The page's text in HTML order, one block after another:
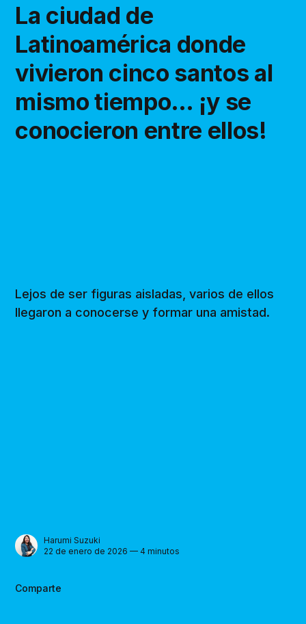
La ciudad de
Latinoamérica donde
vivieron cinco santos al
mismo tiempo… ¡y se
conocieron entre ellos!
Lejos de ser figuras aisladas, varios de ellos
llegaron a conocerse y formar una amistad.
Harumi Suzuki
22 de enero de 2026 — 4 minutos
Comparte